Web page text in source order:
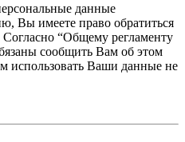
данные
Вы имеете право обратиться
“Общему регламенту
сообщить Вам об этом
использовать Ваши данные не